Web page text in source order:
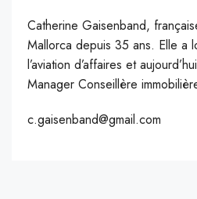
Catherine Gaisenband,
Mallorca depuis 35 ans. Elle a
l’aviation d’affaires et
Manager Conseillère
c.gaisenband@gmail.com